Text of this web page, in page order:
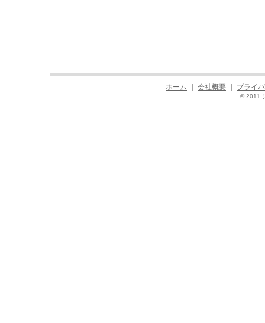
ホーム 会社概要 プライ
© 2011